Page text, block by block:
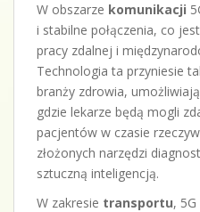
W obszarze komunikacji
i stabilne połączenia, co
pracy zdalnej i
Technologia ta przyniesie
branży zdrowia,
gdzie lekarze będą mogli
pacjentów w czasie
złożonych narzędzi
sztuczną inteligencją.
W zakresie transportu,